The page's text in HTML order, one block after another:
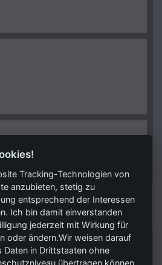
Tracking-Technologien von
anzubieten, stetig zu
entsprechend der Interessen
Ich bin damit einverstanden
jederzeit mit Wirkung für
oder ändern.Wir weisen darauf
Daten in Drittstaaten ohne
GmbH